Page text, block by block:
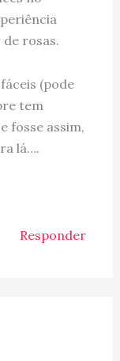
rosas.
(pode
tem
fosse assim,
lá….
Responder